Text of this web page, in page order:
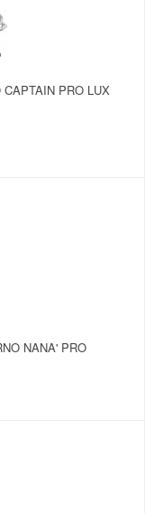
PRO LUX
NANA' PRO